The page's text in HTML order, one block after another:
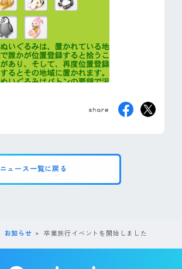
ニュース一覧に戻る
お知らせ 卒業旅行イベントを開始しました